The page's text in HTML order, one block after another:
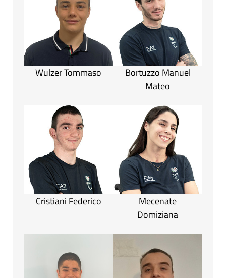
Wulzer Tommaso
Bortuzzo Manuel
Mateo
Cristiani Federico
Mecenate
Domiziana